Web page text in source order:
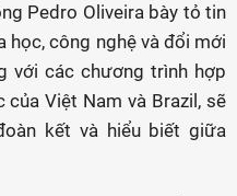
Pedro Oliveira bày tỏ tin
công nghệ và đổi mới
với các chương trình hợp
Việt Nam và Brazil, sẽ
kết và hiểu biết giữa